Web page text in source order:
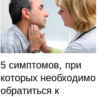
5 симптомов, при
которых необходимо
обратиться к